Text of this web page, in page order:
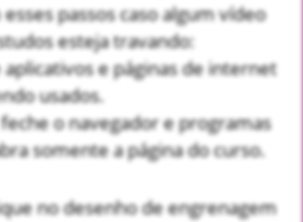
passos caso algum vídeo
esteja travando:
e páginas de internet
usados.
o navegador e programas
somente a página do curso.
no desenho de engrenagem